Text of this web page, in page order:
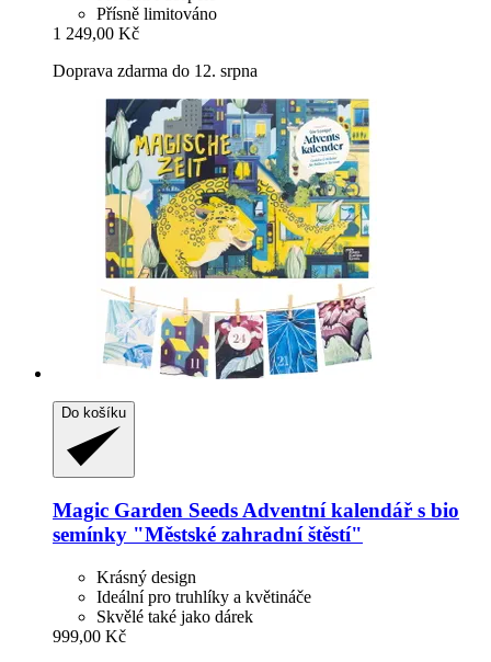
Přísně limitováno
1 249,00 Kč
Doprava zdarma do 12. srpna
Do košíku
Magic Garden Seeds Adventní kalendář s bio
semínky "Městské zahradní štěstí"
Krásný design
Ideální pro truhlíky a květináče
Skvělé také jako dárek
999,00 Kč